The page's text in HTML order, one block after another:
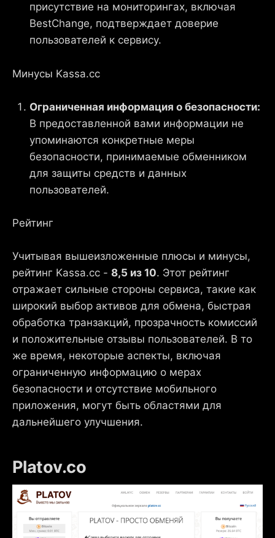
присутствие на мониторингах, включая
BestChange, подтверждает доверие
пользователей к сервису.
Минусы Kassa.cс
Ограниченная информация о безопасности:
В предоставленной вами информации не
упоминаются конкретные меры
безопасности, принимаемые обменником
для защиты средств и данных
пользователей.
Рейтинг
Учитывая вышеизложенные плюсы и минусы,
рейтинг Kassa.cc - 8,5 из 10. Этот рейтинг
отражает сильные стороны сервиса, такие как
широкий выбор активов для обмена, быстрая
обработка транзакций, прозрачность комиссий
и положительные отзывы пользователей. В то
же время, некоторые аспекты, включая
ограниченную информацию о мерах
безопасности и отсутствие мобильного
приложения, могут быть областями для
дальнейшего улучшения.
Platov.co